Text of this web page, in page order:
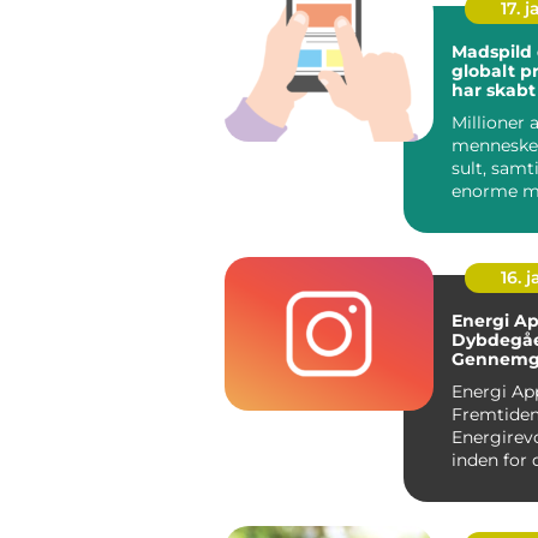
17.
Madspild
globalt
har
en bred
over
Millioner
sult,
enorme
hver
16.
Energi
Energi
inden for